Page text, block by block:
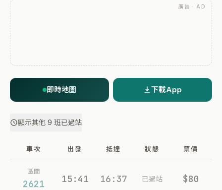
廣告 · AD
即時地圖 下載App
顯示其他 9 班已過站
車次 出發 抵達 狀態 票價
區間
2621 15:41 16:37 已過站 $80